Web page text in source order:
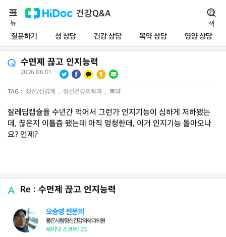
건강Q&A
질문하기 성 상담 건강 상담 복약 상담 영양 상담
메
뉴
검
색
수면제 끊고 인지능력
2026.06.01
TAG : 정신/신경계 , 정신건강의학과 , 복약
잘레딥캡슐을 수년간 먹어서 그런가 인지기능이 심하게 저하됐는
데, 끊은지 이틀즘 됐는데 아직 멍청한데, 이거 인지기능 돌아오나
요? 언제?
Re : 수면제 끊고 인지능력
오승영 전문의
좋은사람정신건강의학과의원
하이닥 스코어: 23